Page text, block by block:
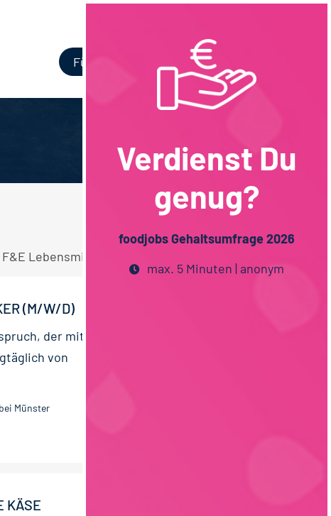
Für Unternehmen
Lebensmitteltechnologie Stellen.
(M/W/D)
der mit
von
Münster
KÄSE
Verdienst Du
genug?
foodjobs Gehaltsumfrage 2026
max. 5 Minuten | anonym